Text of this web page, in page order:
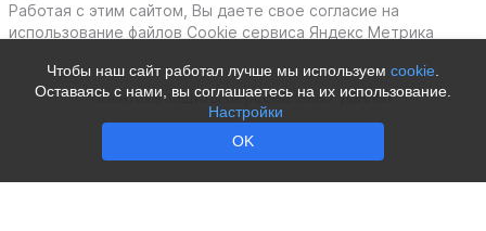
Чтобы наш сайт работал лучше мы используем cookie
Оставаясь с нами, вы соглашаетесь на их использование.
Настройки
OK
Работая с этим сайтом, Вы даете свое согласие на
использование файлов Cookie сервиса Яндекс Метрика
Политика защиты персональных данных
Moby © 2012–2026